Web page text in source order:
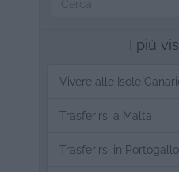
I più
Vivere alle Isole
Trasferirsi a Malta
Trasferirsi in Portogallo